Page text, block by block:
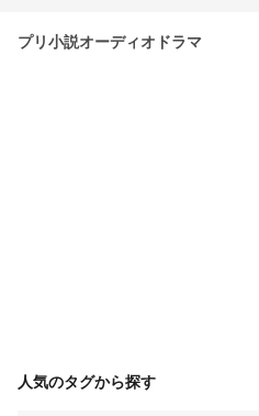
プリ小説オーディオドラマ
人気のタグから探す